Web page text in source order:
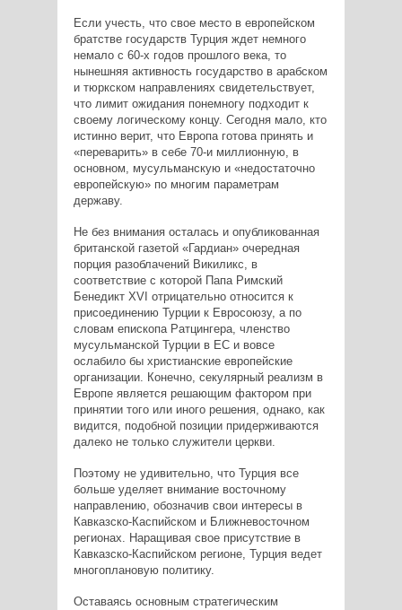
Если учесть, что свое место в европейском
братстве государств Турция ждет немного
немало с 60-х годов прошлого века, то
нынешняя активность государство в арабском
и тюркском направлениях свидетельствует,
что лимит ожидания понемногу подходит к
своему логическому концу. Сегодня мало, кто
истинно верит, что Европа готова принять и
«переварить» в себе 70-и миллионную, в
основном, мусульманскую и «недостаточно
европейскую» по многим параметрам
державу.
Не без внимания осталась и опубликованная
британской газетой «Гардиан» очередная
порция разоблачений Викиликс, в
соответствие с которой Папа Римский
Бенедикт XVI отрицательно относится к
присоединению Турции к Евросоюзу, а по
словам епископа Ратцингера, членство
мусульманской Турции в ЕС и вовсе
ослабило бы христианские европейские
организации. Конечно, секулярный реализм в
Европе является решающим фактором при
принятии того или иного решения, однако, как
видится, подобной позиции придерживаются
далеко не только служители церкви.
Поэтому не удивительно, что Турция все
больше уделяет внимание восточному
направлению, обозначив свои интересы в
Кавказско-Каспийском и Ближневосточном
регионах. Наращивая свое присутствие в
Кавказско-Каспийском регионе, Турция ведет
многоплановую политику.
Оставаясь основным стратегическим